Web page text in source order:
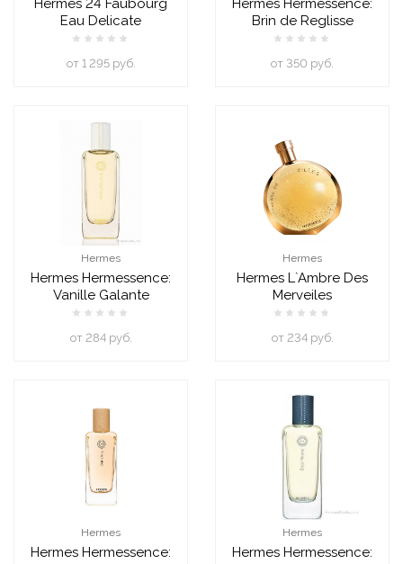
Hermes 24 Faubourg
Eau Delicate
oт 1 295 руб.
Hermes Hermessence:
Brin de Reglisse
oт 350 руб.
Hermes
Hermes Hermessence:
Vanille Galante
oт 284 руб.
Hermes
Hermes L`Ambre Des
Merveiles
oт 234 руб.
Hermes
Hermes Hermessence:
Hermes
Hermes Hermessence: